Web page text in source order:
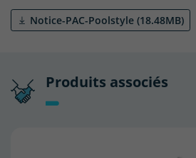
Notice-PAC-Poolstyle (18.48MB)
Produits associés